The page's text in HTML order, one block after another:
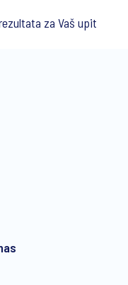
za Vaš upit